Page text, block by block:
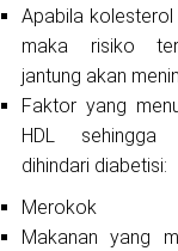
Apabila kolesterol
maka risiko
jantung akan
Faktor yang
HDL sehingga
dihindari diabetisi:
Merokok
Makanan yang